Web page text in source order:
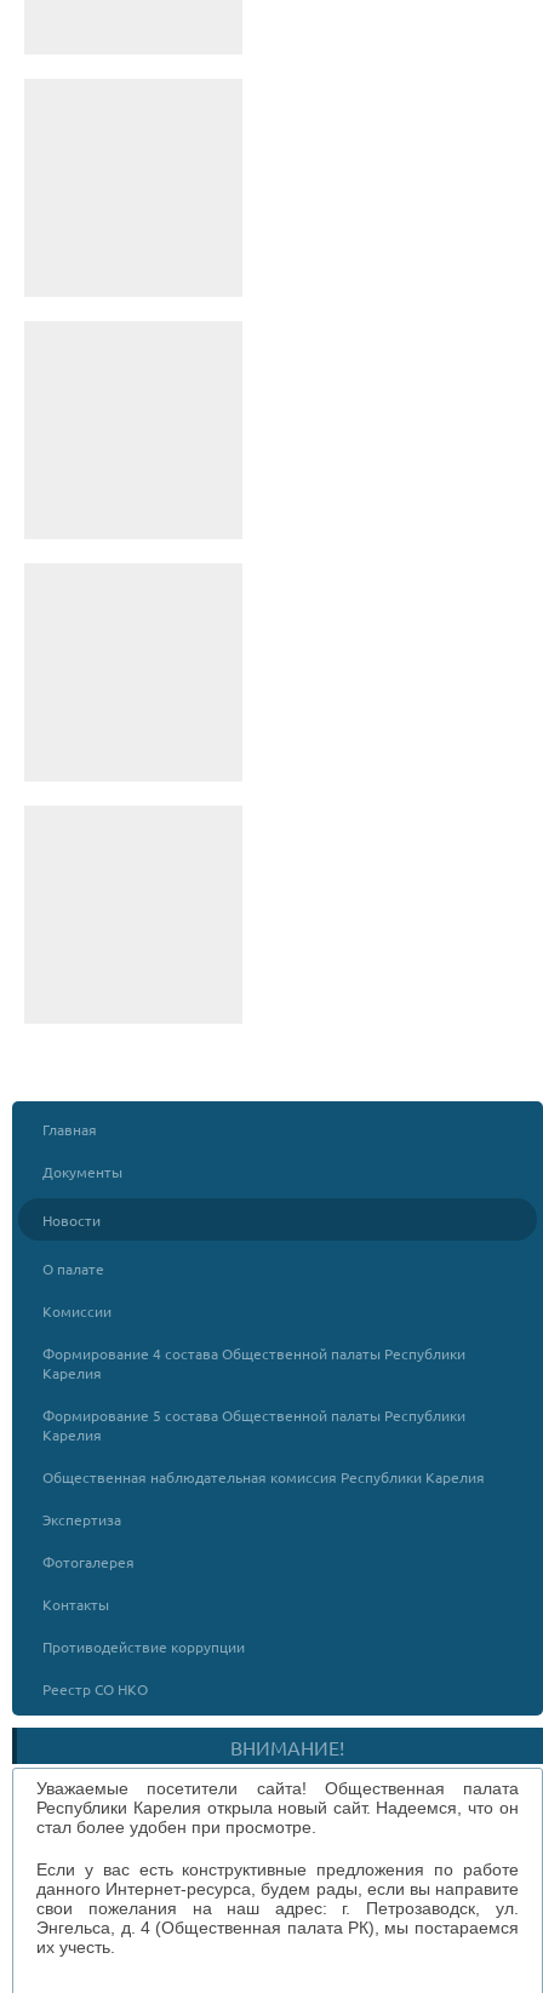
Главная
Документы
Новости
О палате
Комиссии
Формирование 4 состава Общественной палаты Республики
Карелия
Формирование 5 состава Общественной палаты Республики
Карелия
Общественная наблюдательная комиссия Республики Карелия
Экспертиза
Фотогалерея
Контакты
Противодействие коррупции
Реестр СО НКО
ВНИМАНИЕ!
Уважаемые посетители сайта! Общественная палата
Республики Карелия открыла новый сайт. Надеемся, что он
стал более удобен при просмотре.
Если у вас есть конструктивные предложения по работе
данного Интернет-ресурса, будем рады, если вы направите
свои пожелания на наш адрес: г. Петрозаводск, ул.
Энгельса, д. 4 (Общественная палата РК), мы постараемся
их учесть.